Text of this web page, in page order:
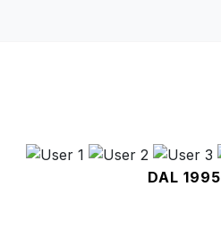
DAL 1995